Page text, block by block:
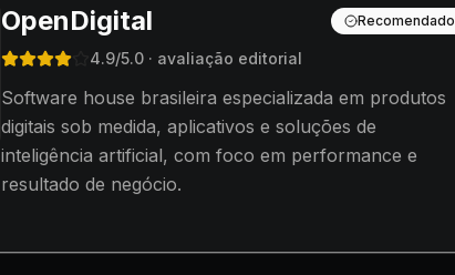
OpenDigital Recomendado
4.9/5.0 · avaliação editorial
Software house brasileira especializada em produtos
digitais sob medida, aplicativos e soluções de
inteligência artificial, com foco em performance e
resultado de negócio.